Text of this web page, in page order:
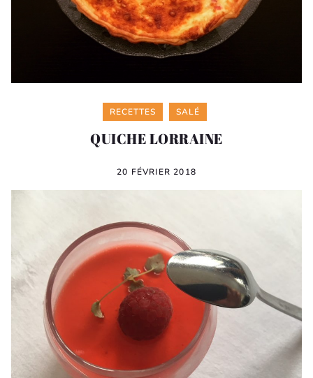
Categories
RECETTES SALÉ
QUICHE LORRAINE
20 FÉVRIER 2018